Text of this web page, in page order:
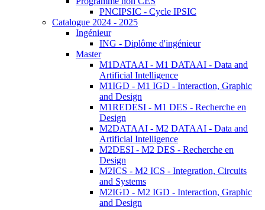
PNCIPSIC - Cycle IPSIC
Catalogue 2024 - 2025
Ingénieur
ING - Diplôme d'ingénieur
Master
M1DATAAI - M1 DATAAI - Data and
Artificial Intelligence
M1IGD - M1 IGD - Interaction, Graphic
and Design
M1REDESI - M1 DES - Recherche en
Design
M2DATAAI - M2 DATAAI - Data and
Artificial Intelligence
M2DESI - M2 DES - Recherche en
Design
M2ICS - M2 ICS - Integration, Circuits
and Systems
M2IGD - M2 IGD - Interaction, Graphic
and Design